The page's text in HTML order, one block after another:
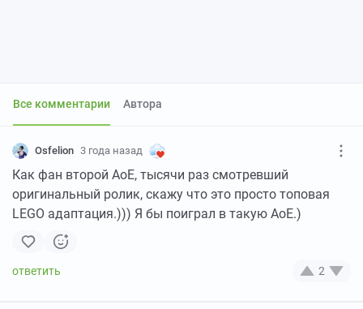
Все комментарии Автора
Osfelion 3 года назад
Как фан второй АоЕ, тысячи раз смотревший
оригинальный ролик, скажу что это просто топовая
LEGO адаптация.))) Я бы поиграл в такую АоЕ.)
2